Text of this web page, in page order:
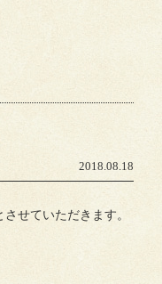
2018.08.18
せていただきます。